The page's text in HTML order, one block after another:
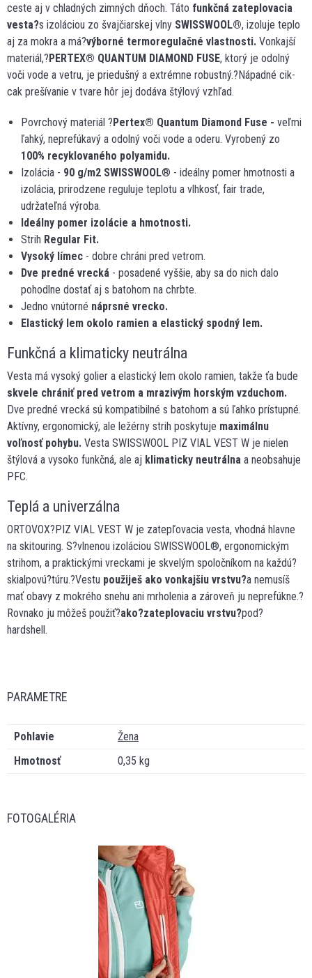
ceste aj v chladných zimných dňoch. Táto funkčná zateplovacia
vesta?s izoláciou zo švajčiarskej vlny SWISSWOOL®, izoluje teplo
aj za mokra a má?výborné termoregulačné vlastnosti. Vonkajší
materiál,?PERTEX® QUANTUM DIAMOND FUSE, ktorý je odolný
voči vode a vetru, je priedušný a extrémne robustný.?Nápadné cik-
cak prešívanie v tvare hôr jej dodáva štýlový vzhľad.
Povrchový materiál ?Pertex® Quantum Diamond Fuse - veľmi
ľahký, neprefúkavý a odolný voči vode a oderu. Vyrobený zo
100% recyklovaného polyamidu.
Izolácia - 90 g/m2 SWISSWOOL® - ideálny pomer hmotnosti a
izolácia, prirodzene reguluje teplotu a vlhkosť, fair trade,
udržateľná výroba.
Ideálny pomer izolácie a hmotnosti.
Strih Regular Fit.
Vysoký límec - dobre chráni pred vetrom.
Dve predné vrecká - posadené vyššie, aby sa do nich dalo
pohodlne dostať aj s batohom na chrbte.
Jedno vnútorné náprsné vrecko.
Elastický lem okolo ramien a elastický spodný lem.
Funkčná a klimaticky neutrálna
Vesta má vysoký golier a elastický lem okolo ramien, takže ťa bude
skvele chrániť pred vetrom a mrazivým horským vzduchom.
Dve predné vrecká sú kompatibilné s batohom a sú ľahko prístupné.
Aktívny, ergonomický, ale ležérny strih poskytuje maximálnu
voľnosť pohybu. Vesta SWISSWOOL PIZ VIAL VEST W je nielen
štýlová a vysoko funkčná, ale aj klimaticky neutrálna a neobsahuje
PFC.
Teplá a univerzálna
ORTOVOX?PIZ VIAL VEST W je zatepľovacia vesta, vhodná hlavne
na skitouring. S?vlnenou izoláciou SWISSWOOL®, ergonomickým
strihom, a praktickými vreckami je skvelým spoločníkom na každú?
skialpovú?túru.?Vestu použiješ ako vonkajšiu vrstvu?a nemusíš
mať obavy z mokrého snehu ani mrholenia a zároveň ju neprefúkne.?
Rovnako ju môžeš použiť?ako?zateplovaciu vrstvu?pod?
hardshell.
PARAMETRE
Pohlavie
Žena
Hmotnosť
0,35 kg
FOTOGALÉRIA